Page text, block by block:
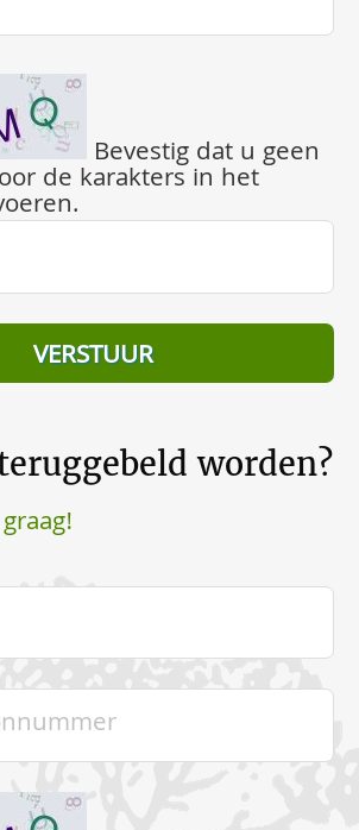
Bevestig dat u geen
de karakters in het
worden?